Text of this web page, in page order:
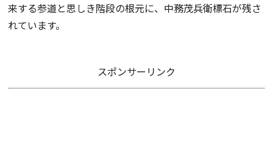
来する参道と思しき階段の根元に、中務茂兵衛標石が残さ
れています。
スポンサーリンク